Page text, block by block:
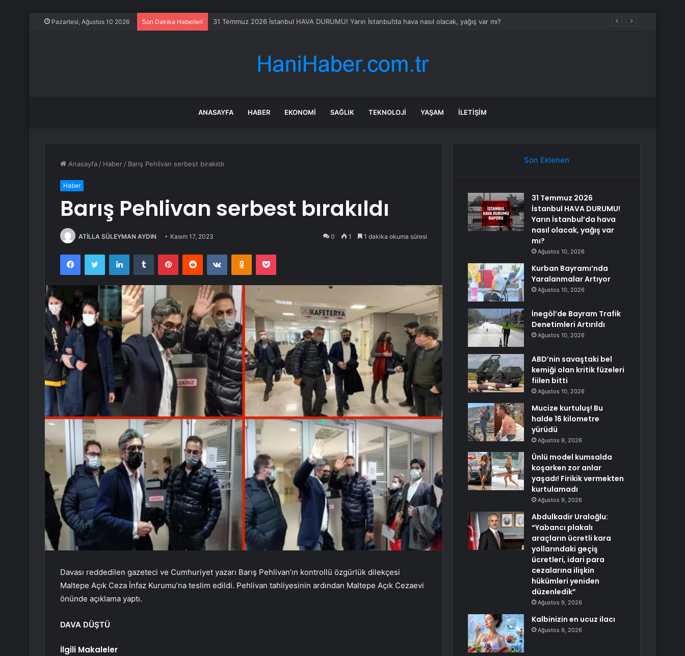
Pazartesi, Ağustos 10 2026 Son Dakika Haberleri Kurban Bayramı’nda Yaralanmalar Artıyor
ANASAYFA HABER EKONOMI SAĞLIK TEKNOLOJI YAŞAM İLETIŞIM
Anasayfa / Haber / Barış Pehlivan serbest bırakıldı
Haber
Barış Pehlivan serbest bırakıldı
ATİLLA SÜLEYMAN AYDIN Kasım 17, 2023 0 1 1 dakika okuma süresi
FacebookTwitter LinkedInTumblr PinterestReddit VKontakteOdnoklassniki
Pocket
Davası reddedilen gazeteci ve Cumhuriyet yazarı Barış Pehlivan’ın kontrollü özgürlük dilekçesi
Maltepe Açık Ceza İnfaz Kurumu’na teslim edildi. Pehlivan tahliyesinin ardından Maltepe Açık Cezaevi
önünde açıklama yaptı.
DAVA DÜŞTÜ
İlgili Makaleler
Son Eklenen
31 Temmuz 2026
İstanbul HAVA DURUMU!
Yarın İstanbul’da hava
nasıl olacak, yağış var
mı?
Ağustos 10, 2026
Kurban Bayramı’nda
Yaralanmalar Artıyor
Ağustos 10, 2026
İnegöl’de Bayram Trafik
Denetimleri Artırıldı
Ağustos 10, 2026
ABD’nin savaştaki bel
kemiği olan kritik füzeleri
fiilen bitti
Ağustos 10, 2026
Mucize kurtuluş! Bu
halde 16 kilometre
yürüdü
Ağustos 9, 2026
Ünlü model kumsalda
koşarken zor anlar
yaşadı! Firikik vermekten
kurtulamadı
Ağustos 9, 2026
Abdulkadir Uraloğlu:
“Yabancı plakalı
araçların ücretli kara
yollarındaki geçiş
ücretleri, idari para
cezalarına ilişkin
hükümleri yeniden
düzenledik”
Ağustos 9, 2026
Kalbinizin en ucuz ilacı
Ağustos 9, 2026